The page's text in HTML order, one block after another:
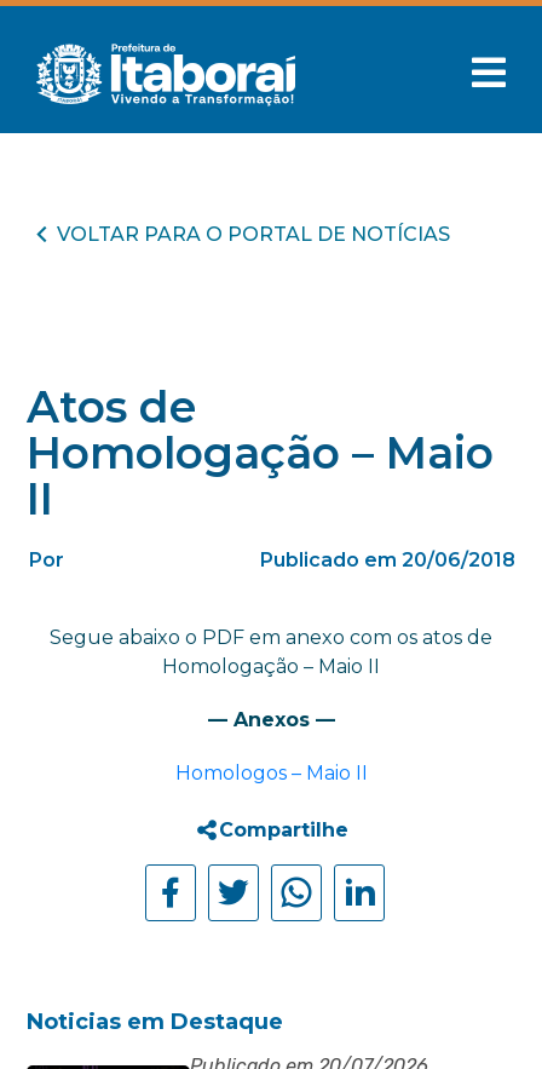
VOLTAR PARA O PORTAL DE NOTÍCIAS
Atos de
Homologação – Maio
II
Por Publicado em 20/06/2018
Segue abaixo o PDF em anexo com os atos de
Homologação – Maio II
— Anexos —
Homologos – Maio II
Compartilhe
Noticias em Destaque